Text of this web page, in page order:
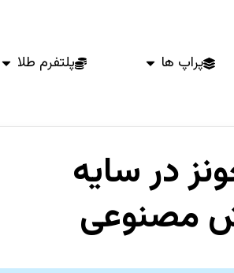
پراپ ها پلتفرم طلا
در سایه
مصنوعی